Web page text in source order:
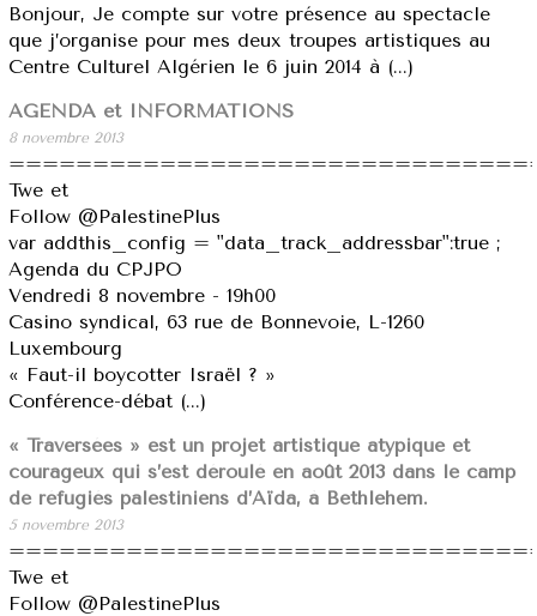
Bonjour, Je compte sur votre présence au spectacle
que j’organise pour mes deux troupes artistiques au
Centre Culturel Algérien le 6 juin 2014 à (...)
AGENDA et INFORMATIONS
8 novembre 2013
Twe et
Follow @PalestinePlus
var addthis_config = "data_track_addressbar":true ;
Agenda du CPJPO
Vendredi 8 novembre - 19h00
Casino syndical, 63 rue de Bonnevoie, L-1260
Luxembourg
« Faut-il boycotter Israël ? »
Conférence-débat (...)
« Traversées » est un projet artistique atypique et
courageux qui s’est déroulé en août 2013 dans le camp
de réfugiés palestiniens d’Aïda, à Bethlehem.
5 novembre 2013
Twe et
Follow @PalestinePlus